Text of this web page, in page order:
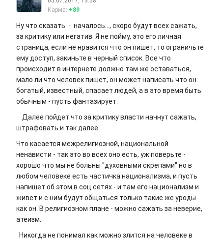
Карма: +89
Ну что сказать - началось..., скоро будут всех сажать,
за критику или негатив. Я не пойму, это его личная
страница, если не нравится что он пишет, то ограничьте
ему доступ, закиньте в черный список. Все что
происходит в интернете должно там же оставаться,
мало ли что человек пишет, он может написать что он
богатый, известный, спасает людей, а в это время быть
обычным - пусть фантазирует.
Далее пойдет что за критику власти начнут сажать,
штрафовать и так далее.
Что касается межрелигиозной, национальной
ненависти - так это во всех оно есть, уж поверьте -
хорошо что мы не больны "духовными скрепами" но в
любом человеке есть частичка национализма, и пусть
напишет об этом в соц.сетях - и там его национализм и
живет и с ним будут общаться только такие же уроды
как он. В религиозном плане - можно сажать за неверие,
атеизм.
Никогда не понимал как можно злится на человеке в